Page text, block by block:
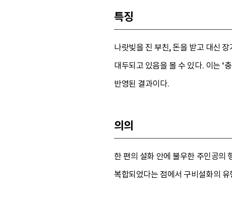
특징
나랏빚을 진 부친, 돈을 받고 대신
대두되고 있음을 볼 수 있다. 이는 ‘
반영된 결과이다.
의의
한 편의 설화 안에 불우한 주인공의
복합되었다는 점에서 구비설화의